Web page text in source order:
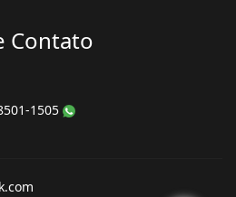
Contato
1505